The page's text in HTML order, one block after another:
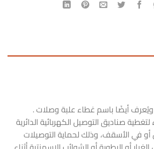
ويُعرف أيضًا باسم غطاء علبة وصلات .
صناديق التوصيل الكهربائية الدائرية
أو في الأسقف، وذلك لحماية التوصيلات